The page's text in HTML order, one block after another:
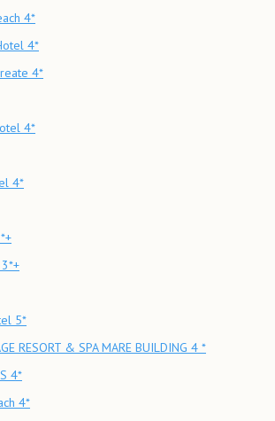
4*
4*
4*
4*
4*
5*
RESORT & SPA MARE BUILDING 4 *
4*
4*